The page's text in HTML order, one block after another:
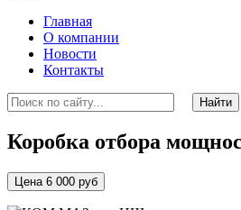
Главная
О компании
Новости
Контакты
Коробка отбора
Цена 6 000 руб